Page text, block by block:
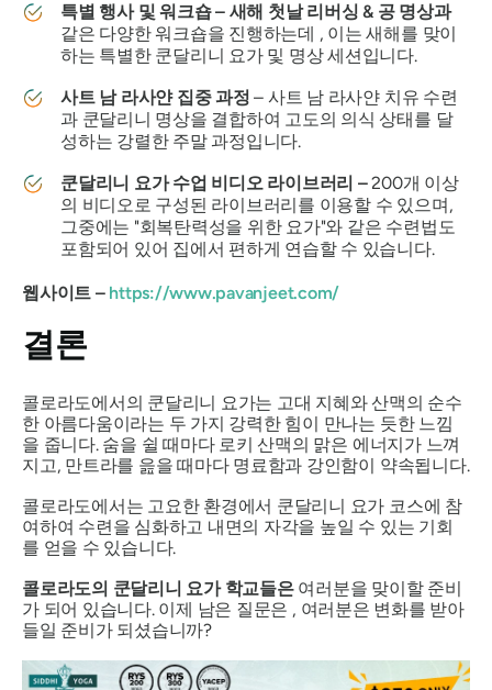
특별 행사 및 워크숍 – 새해 첫날 리버싱 & 공 명상과
같은 다양한 워크숍을 진행하는데 , 이는 새해를 맞이
하는 특별한 쿤달리니 요가 및 명상 세션입니다.
사트 남 라사얀 집중 과정– 사트 남 라사얀 치유 수련
과 쿤달리니 명상을 결합하여 고도의 의식 상태를 달
성하는 강렬한 주말 과정입니다.
쿤달리니 요가 수업 비디오 라이브러리 –200개 이상
의 비디오로 구성된 라이브러리를 이용할 수 있으며,
그중에는 "회복탄력성을 위한 요가"와 같은 수련법도
포함되어 있어 집에서 편하게 연습할 수 있습니다.
웹사이트 –https://www.pavanjeet.com/
결론
콜로라도에서의 쿤달리니 요가는 고대 지혜와 산맥의 순수
한 아름다움이라는 두 가지 강력한 힘이 만나는 듯한 느낌
을 줍니다. 숨을 쉴 때마다 로키 산맥의 맑은 에너지가 느껴
지고, 만트라를 읊을 때마다 명료함과 강인함이 약속됩니다.
콜로라도에서는 고요한 환경에서 쿤달리니 요가 코스에 참
여하여 수련을 심화하고 내면의 자각을 높일 수 있는 기회
를 얻을 수 있습니다.
콜로라도의 쿤달리니 요가 학교들은 여러분을 맞이할 준비
가 되어 있습니다. 이제 남은 질문은 , 여러분은 변화를 받아
들일 준비가 되셨습니까?